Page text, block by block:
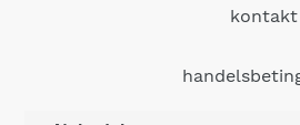
kontakt